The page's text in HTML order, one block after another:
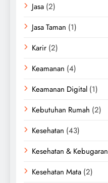
Jasa (2)
Jasa Taman (1)
Karir (2)
Keamanan (4)
Keamanan Digital (1)
Kebutuhan Rumah (2)
Kesehatan (43)
Kesehatan & Kebugaran
Kesehatan Mata (2)